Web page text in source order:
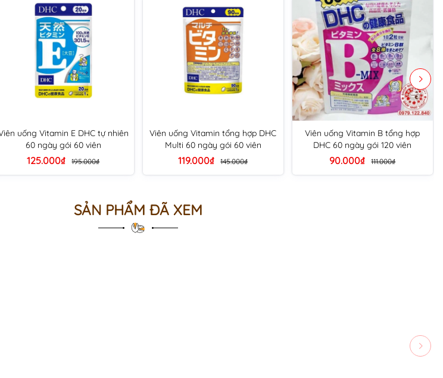
uống Vitamin E DHC tự nhiên
60 ngày gói 60 viên
125.000₫ 195.000₫
Viên uống Vitamin tổng hợp DHC
Multi 60 ngày gói 60 viên
119.000₫ 145.000₫
Viên uống Vitamin B tổng hợp
DHC 60 ngày gói 120 viên
90.000₫ 111.000₫
SẢN PHẨM ĐÃ XEM